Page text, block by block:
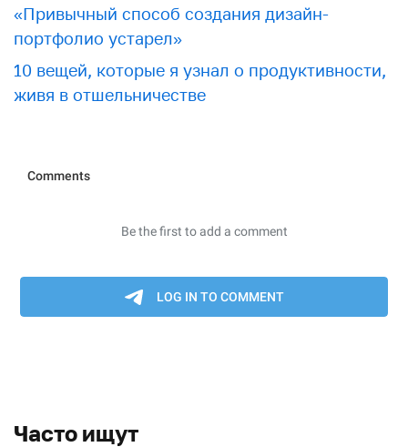
«Привычный способ создания дизайн-
портфолио устарел»
10 вещей, которые я узнал о продуктивности,
живя в отшельничестве
Часто ищут